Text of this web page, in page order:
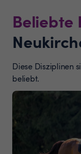
Beliebte
Diese Disziplinen
beliebt.